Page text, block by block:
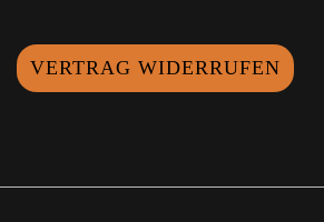
VERTRAG WIDERRUFEN